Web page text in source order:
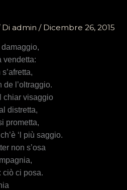
Di admin / Dicembre 26, 2015
damaggio,
vendetta:
de l’oltraggio.
chiar visaggio
distretta,
prometta,
‘l più saggio.
non s’osa
ciò ci posa.